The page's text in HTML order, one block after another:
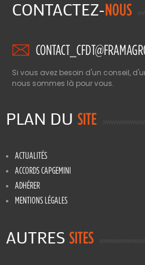
CONTACTEZ-NOUS
Si vous avez besoin d'un conseil,
nous sommes là pour vous.
PLAN DU SITE
ACTUALITÉS
ACCORDS CAPGEMINI
ADHÉRER
MENTIONS LÉGALES
AUTRES SITES